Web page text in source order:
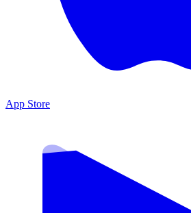
App Store